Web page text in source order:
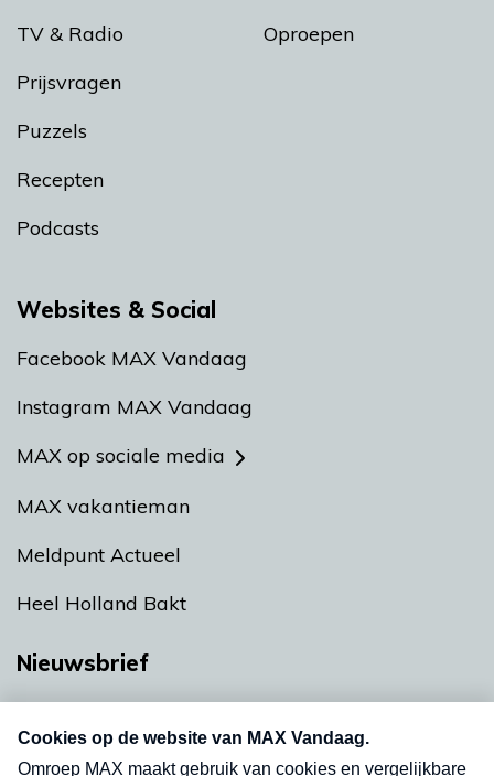
TV & Radio
Prijsvragen
Puzzels
Recepten
Podcasts
Oproepen
Websites & Social
Facebook MAX Vandaag
Instagram MAX Vandaag
MAX op sociale media
MAX vakantieman
Meldpunt Actueel
Heel Holland Bakt
Nieuwsbrief
nieuwsbrief. Elke vrijdag- en dinsdagochtend in
uw mailbox.